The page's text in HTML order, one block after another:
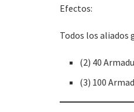
Efectos:
Todos los aliados
(2) 40
(3) 100